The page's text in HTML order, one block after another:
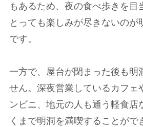
もあるため、夜の食べ歩きを目
とっても楽しみが尽きないのが
です。
一方で、屋台が閉まった後も明
せん。深夜営業しているカフェ
ンビニ、地元の人も通う軽食店
くまで明洞を満喫することがで